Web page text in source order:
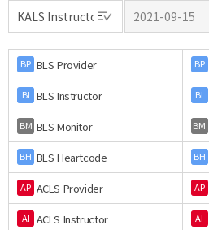
BP BLS Provider BP
BI BLS Instructor BI
BM BLS Monitor BM
BH BLS Heartcode BH
AP ACLS Provider AP
AI ACLS Instructor AI